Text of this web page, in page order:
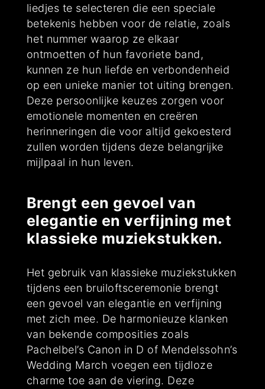
liedjes te selecteren die een speciale
betekenis hebben voor de relatie, zoals
het nummer waarop ze elkaar
ontmoetten of hun favoriete band,
kunnen ze hun liefde en verbondenheid
op een unieke manier tot uiting brengen.
Deze persoonlijke keuzes zorgen voor
emotionele momenten en creëren
herinneringen die voor altijd gekoesterd
zullen worden tijdens deze belangrijke
mijlpaal in hun leven.
Brengt een gevoel van
elegantie en verfijning met
klassieke muziekstukken.
Het gebruik van klassieke muziekstukken
tijdens een bruiloftsceremonie brengt
een gevoel van elegantie en verfijning
met zich mee. De harmonieuze klanken
van bekende composities zoals
Pachelbel’s Canon in D of Mendelssohn’s
Wedding March voegen een tijdloze
charme toe aan de viering. Deze